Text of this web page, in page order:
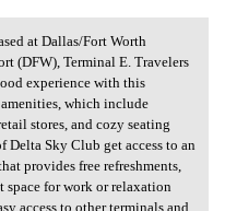
based at
at Dallas/Fort Worth
(DFW), Terminal E. Travelers
experience with this
which include
stores, and cozy seating
Delta Sky Club get access to an
provides free refreshments,
space for work or relaxation
access to other terminals and